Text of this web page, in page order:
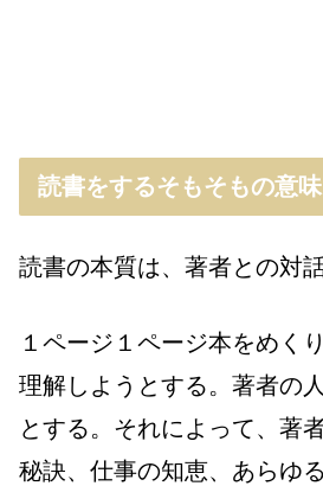
読書をするそもそもの意
読書の本質は、著者との対話
１ページ１ページ本をめく
理解しようとする。著者の
とする。それによって、著
秘訣、仕事の知恵、あらゆ